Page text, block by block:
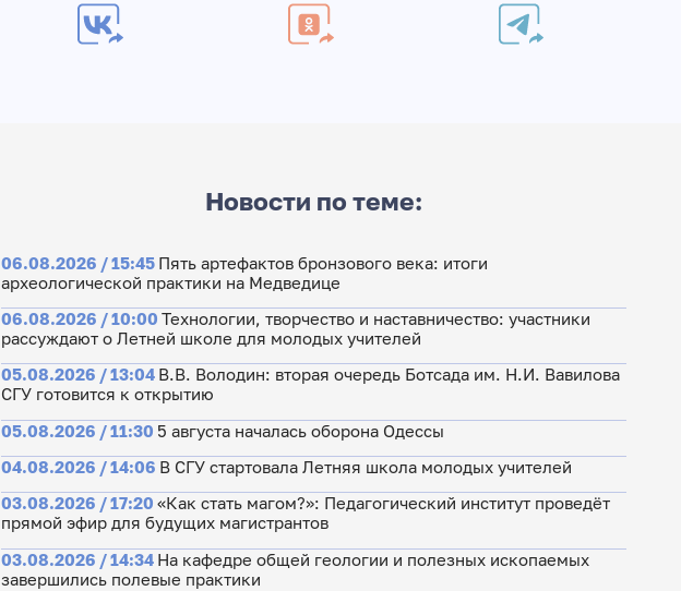
Новости по теме:
06.08.2026 / 15:45 Пять артефактов бронзового века: итоги
археологической практики на Медведице
06.08.2026 / 10:00 Технологии, творчество и наставничество: участники
рассуждают о Летней школе для молодых учителей
05.08.2026 / 13:04 В.В. Володин: вторая очередь Ботсада им. Н.И. Вавилова
СГУ готовится к открытию
05.08.2026 / 11:30 5 августа началась оборона Одессы
04.08.2026 / 14:06 В СГУ стартовала Летняя школа молодых учителей
03.08.2026 / 17:20 «Как стать магом?»: Педагогический институт проведёт
прямой эфир для будущих магистрантов
03.08.2026 / 14:34 На кафедре общей геологии и полезных ископаемых
завершились полевые практики